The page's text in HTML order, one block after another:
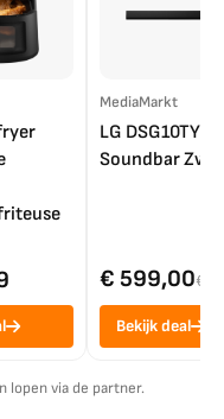
MediaMarkt
LG DSG10TY
Soundbar
€ 599,00€
Bekijk deal
lopen via de partner.